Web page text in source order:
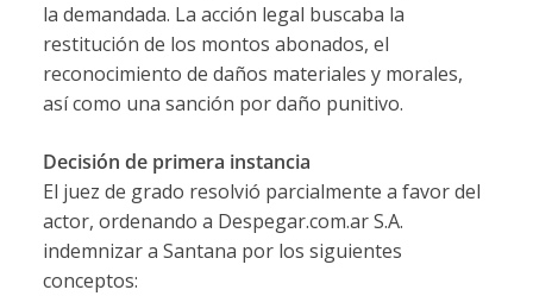
la demandada. La acción legal buscaba la
restitución de los montos abonados, el
reconocimiento de daños materiales y morales,
así como una sanción por daño punitivo.
Decisión de primera instancia
El juez de grado resolvió parcialmente a favor del
actor, ordenando a Despegar.com.ar S.A.
indemnizar a Santana por los siguientes
conceptos: